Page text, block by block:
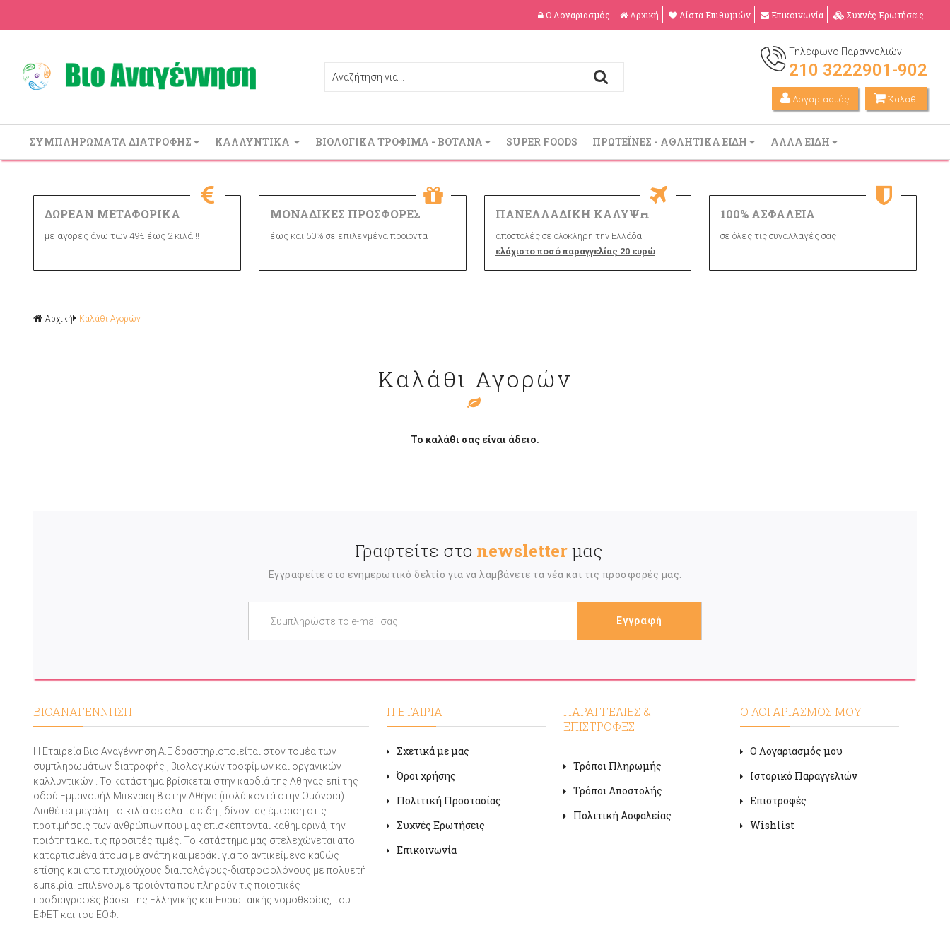
Ο Λογαριασμός Αρχική Λίστα Επιθυμιών Επικοινωνία Συχνές Ερωτήσεις
Τηλέφωνο Παραγγελιών
210 3222901-902
Λογαριασμός Καλάθι
ΣΥΜΠΛΗΡΩΜΑΤΑ ΔΙΑΤΡΟΦΗΣ ΚΑΛΛΥΝΤΙΚΑ ΒΙΟΛΟΓΙΚΑ ΤΡΟΦΙΜΑ - ΒΟΤΑΝΑ SUPER FOODS ΠΡΩΤΕΪΝΕΣ - ΑΘΛΗΤΙΚΑ ΕΙΔΗ ΑΛΛΑ ΕΙΔΗ
ΔΩΡΕΑΝ ΜΕΤΑΦΟΡΙΚΑ
με αγορές άνω των 49€ έως 2 κιλά !!
ΜΟΝΑΔΙΚΕΣ ΠΡΟΣΦΟΡΕΣ
έως και 50% σε επιλεγμένα προϊόντα
ΠΑΝΕΛΛΑΔΙΚΗ ΚΑΛΥΨΗ
αποστολές σε ολοκληρη την Ελλάδα ,
ελάχιστο ποσό παραγγελίας 20 ευρώ
100% ΑΣΦΑΛΕΙΑ
σε όλες τις συναλλαγές σας
Αρχική Καλάθι Αγορών
Καλάθι Αγορών
Το καλάθι σας είναι άδειο.
Γραφτείτε στο newsletterμας
Εγγραφείτε στο ενημερωτικό δελτίο για να λαμβάνετε τα νέα και τις προσφορές μας.
ΒΙΟΑΝΑΓΕΝΝΗΣΗ
Η Εταιρεία Βιο Αναγέννηση Α.Ε δραστηριοποιείται στον τομέα των
συμπληρωμάτων διατροφής , βιολογικών τροφίμων και οργανικών
καλλυντικών . Το κατάστημα βρίσκεται στην καρδιά της Αθήνας επί της
οδού Εμμανουήλ Μπενάκη 8 στην Αθήνα (πολύ κοντά στην Ομόνοια)
Διαθέτει μεγάλη ποικιλία σε όλα τα είδη , δίνοντας έμφαση στις
προτιμήσεις των ανθρώπων που μας επισκέπτονται καθημερινά, την
ποιότητα και τις προσιτές τιμές. Το κατάστημα μας στελεχώνεται απο
καταρτισμένα άτομα με αγάπη και μεράκι για το αντικείμενο καθώς
επίσης και απο πτυχιούχους διαιτολόγους-διατροφολόγους με πολυετή
εμπειρία. Επιλέγουμε προϊόντα που πληρούν τις ποιοτικές
προδιαγραφές βάσει της Ελληνικής και Ευρωπαϊκής νομοθεσίας, του
ΕΦΕΤ και του ΕΟΦ.
Η ΕΤΑΙΡΙΑ
Σχετικά με μας
Όροι χρήσης
Πολιτική Προστασίας
Συχνές Ερωτήσεις
Επικοινωνία
ΠΑΡΑΓΓΕΛΙΕΣ &
ΕΠΙΣΤΡΟΦΕΣ
Τρόποι Πληρωμής
Τρόποι Αποστολής
Πολιτική Ασφαλείας
Ο ΛΟΓΑΡΙΑΣΜΟΣ ΜΟΥ
Ο Λογαριασμός μου
Ιστορικό Παραγγελιών
Επιστροφές
Wishlist